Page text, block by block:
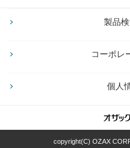
製品
コーポレ
個人
copyright(C) OZAX